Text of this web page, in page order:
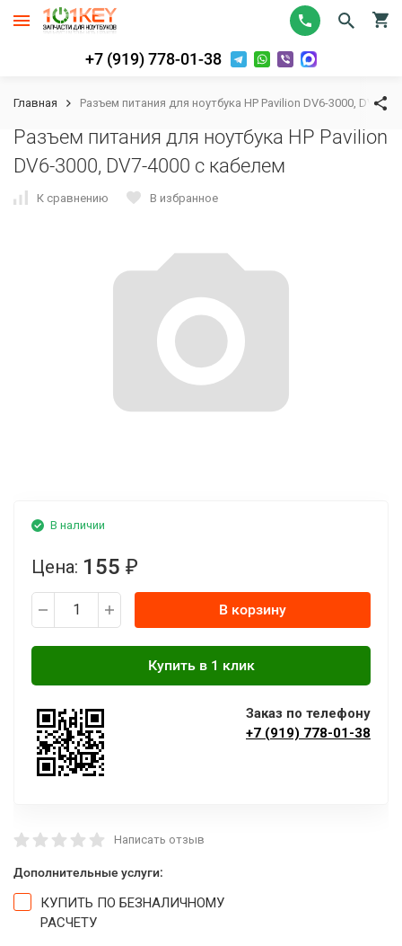
+7 (919) 778-01-38
Главная Разъем питания для ноутбука HP Pavilion DV6-3000, DV7-
Разъем питания для ноутбука HP Pavilion
DV6-3000, DV7-4000 с кабелем
К сравнению В избранное
В наличии
Цена: 155 ₽
В корзину
Заказ по телефону
+7 (919) 778-01-38
Написать отзыв
Дополнительные услуги:
КУПИТЬ ПО БЕЗНАЛИЧНОМУ
РАСЧЕТУ